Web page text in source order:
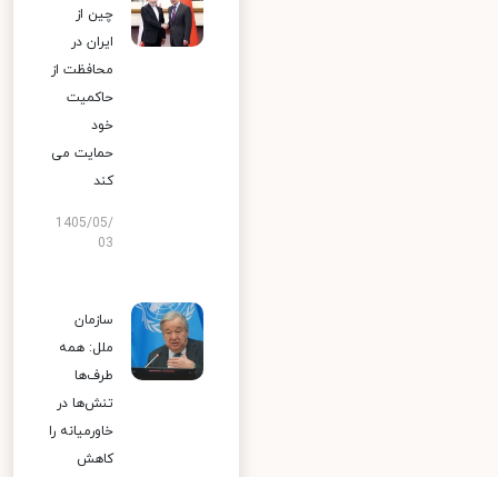
چین از
ایران در
محافظت از
حاکمیت
خود
حمایت می
کند
1405/05/
03
سازمان
ملل: همه
طرف‌ها
تنش‌ها در
خاورمیانه را
کاهش